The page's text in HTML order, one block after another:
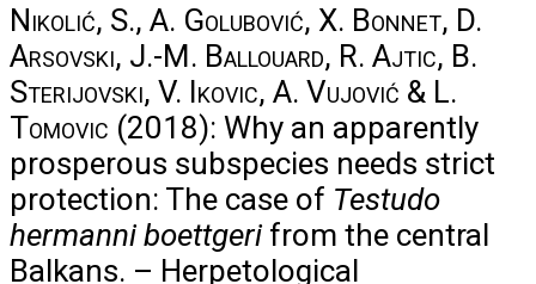
Nikolić, S., A. Golubović, X. Bonnet, D.
Arsovski, J.-M. Ballouard, R. Ajtic, B.
Sterijovski, V. Ikovic, A. Vujović & L.
Tomovic (2018): Why an apparently
prosperous subspecies needs strict
protection: The case of Testudo
hermanni boettgerifrom the central
Balkans. – Herpetological